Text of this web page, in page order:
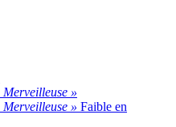
Merveilleuse »
Merveilleuse » Faible en